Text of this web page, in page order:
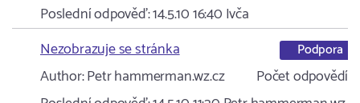
Poslední odpověď:14.5.10 16:40 Ivča
Nezobrazuje se stránka
Podpora
Author:Petr hammerman.wz.cz Počet odpovědí: